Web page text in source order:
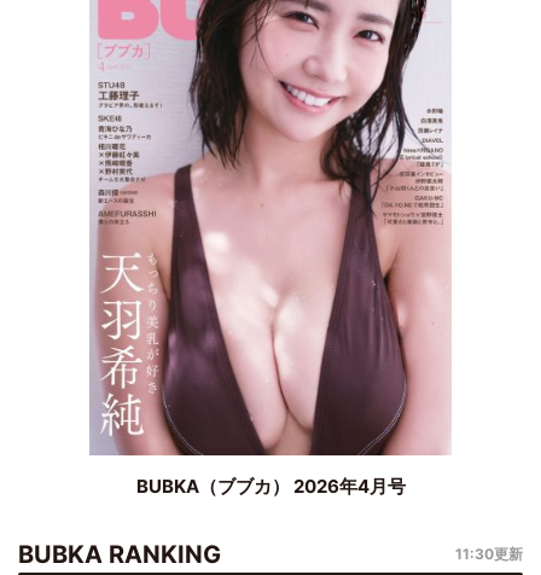
BUBKA（ブブカ） 2026年4月号
BUBKA RANKING 11:30更新